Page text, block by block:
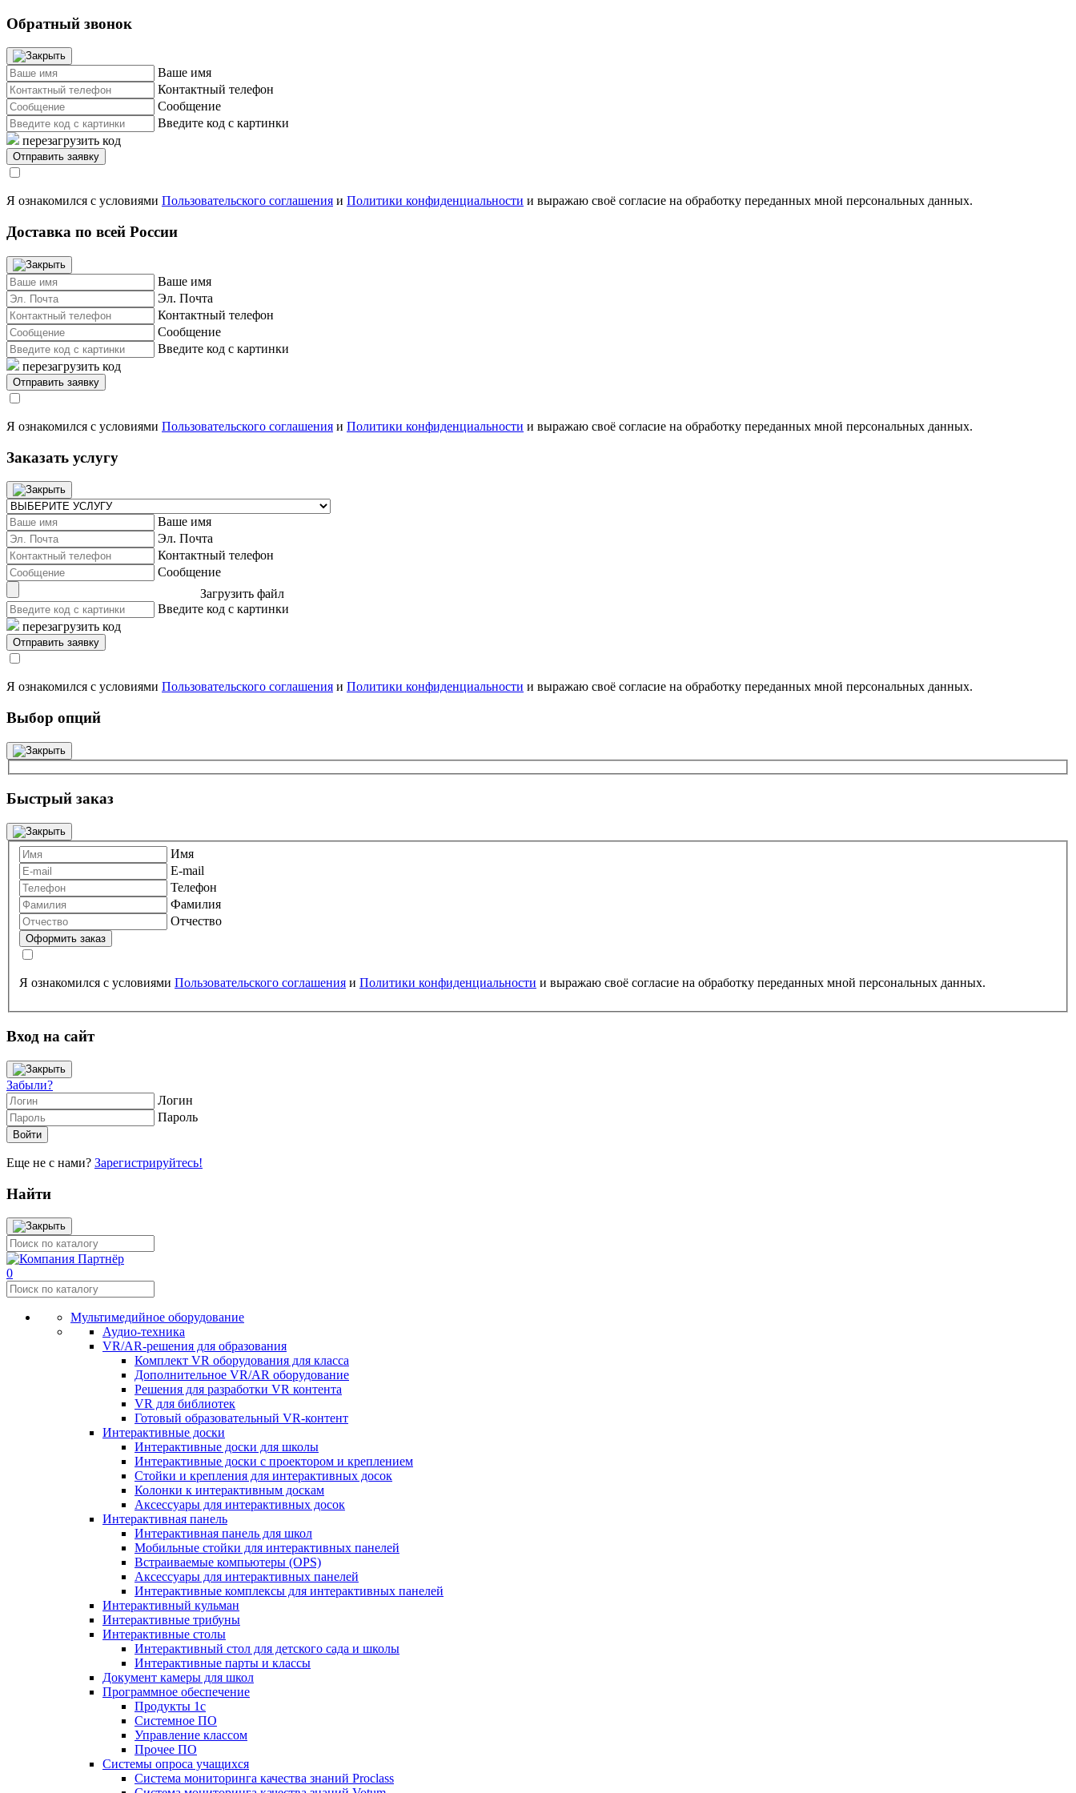
Обратный звонок
Ваше имя
Контактный телефон
Сообщение
Введите код с картинки
перезагрузить код
Я ознакомился с условиями Пользовательского соглашения и Политики конфиденциальности и выражаю своё согласие на обработку переданных мной персональных данных.
Доставка по всей России
Ваше имя
Эл. Почта
Контактный телефон
Сообщение
Введите код с картинки
перезагрузить код
Я ознакомился с условиями Пользовательского соглашения и Политики конфиденциальности и выражаю своё согласие на обработку переданных мной персональных данных.
Заказать услугу
Ваше имя
Эл. Почта
Контактный телефон
Сообщение
Загрузить файл
Введите код с картинки
перезагрузить код
Я ознакомился с условиями Пользовательского соглашения и Политики конфиденциальности и выражаю своё согласие на обработку переданных мной персональных данных.
Выбор опций
Быстрый заказ
Имя
E-mail
Телефон
Фамилия
Отчество
Я ознакомился с условиями Пользовательского соглашения и Политики конфиденциальности и выражаю своё согласие на обработку переданных мной персональных данных.
Вход на сайт
Забыли?
Логин
Пароль
Еще не с нами? Зарегистрируйтесь!
Найти
0
Мультимедийное оборудование
Аудио-техника
VR/AR-решения для образования
Комплект VR оборудования для класса
Дополнительное VR/AR оборудование
Решения для разработки VR контента
VR для библиотек
Готовый образовательный VR-контент
Интерактивные доски
Интерактивные доски для школы
Интерактивные доски с проектором и креплением
Стойки и крепления для интерактивных досок
Колонки к интерактивным доскам
Аксессуары для интерактивных досок
Интерактивная панель
Интерактивная панель для школ
Мобильные стойки для интерактивных панелей
Встраиваемые компьютеры (OPS)
Аксессуары для интерактивных панелей
Интерактивные комплексы для интерактивных панелей
Интерактивный кульман
Интерактивные трибуны
Интерактивные столы
Интерактивный стол для детского сада и школы
Интерактивные парты и классы
Документ камеры для школ
Программное обеспечение
Продукты 1с
Системное ПО
Управление классом
Прочее ПО
Системы опроса учащихся
Система мониторинга качества знаний Proclass